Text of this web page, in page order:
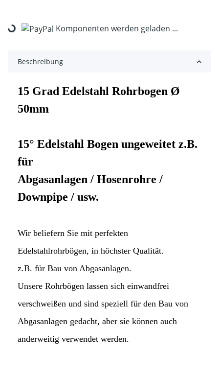
Loading... Komponenten werden geladen ...
Beschreibung
15 Grad Edelstahl Rohrbogen Ø
50mm
15° Edelstahl Bogen ungeweitet z.B.
für
Abgasanlagen / Hosenrohre /
Downpipe / usw.
Wir beliefern Sie mit perfekten
Edelstahlrohrbögen, in höchster Qualität.
z.B. für Bau von Abgasanlagen.
Unsere Rohrbögen lassen sich einwandfrei
verschweißen und sind speziell für den Bau von
Abgasanlagen gedacht, aber sie können auch
anderweitig verwendet werden.